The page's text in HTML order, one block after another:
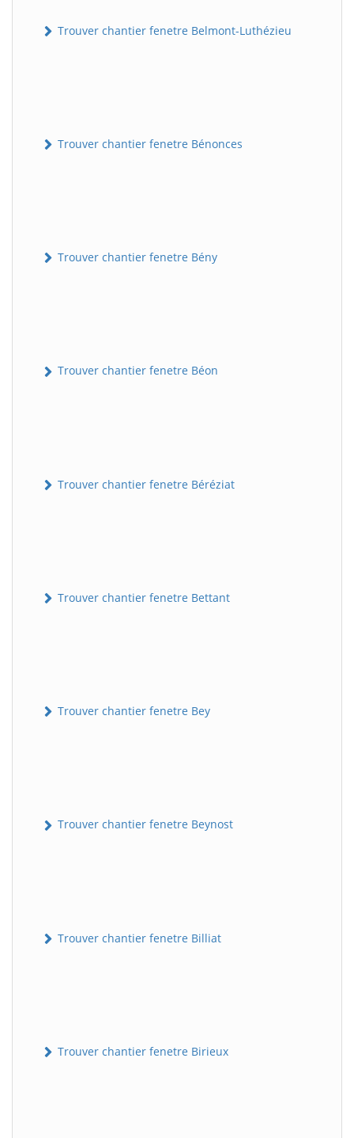
Trouver chantier fenetre Belmont-Luthézieu
Trouver chantier fenetre Bénonces
Trouver chantier fenetre Bény
Trouver chantier fenetre Béon
Trouver chantier fenetre Béréziat
Trouver chantier fenetre Bettant
Trouver chantier fenetre Bey
Trouver chantier fenetre Beynost
Trouver chantier fenetre Billiat
Trouver chantier fenetre Birieux